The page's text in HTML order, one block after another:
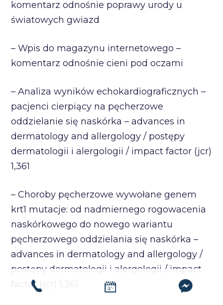
komentarz odnośnie poprawy urody u
światowych gwiazd
– Wpis do magazynu internetowego –
komentarz odnośnie cieni pod oczami
– Analiza wyników echokardiograficznych –
pacjenci cierpiący na pęcherzowe
oddzielanie się naskórka – advances in
dermatology and allergology / postępy
dermatologii i alergologii / impact factor (jcr)
1,361
– Choroby pęcherzowe wywołane genem
krt1 mutacje: od nadmiernego rogowacenia
naskórkowego do nowego wariantu
pęcherzowego oddzielania się naskórka –
advances in dermatology and allergology /
postępy dermatologii i alergologii / impact
factor (jcr) 1,361